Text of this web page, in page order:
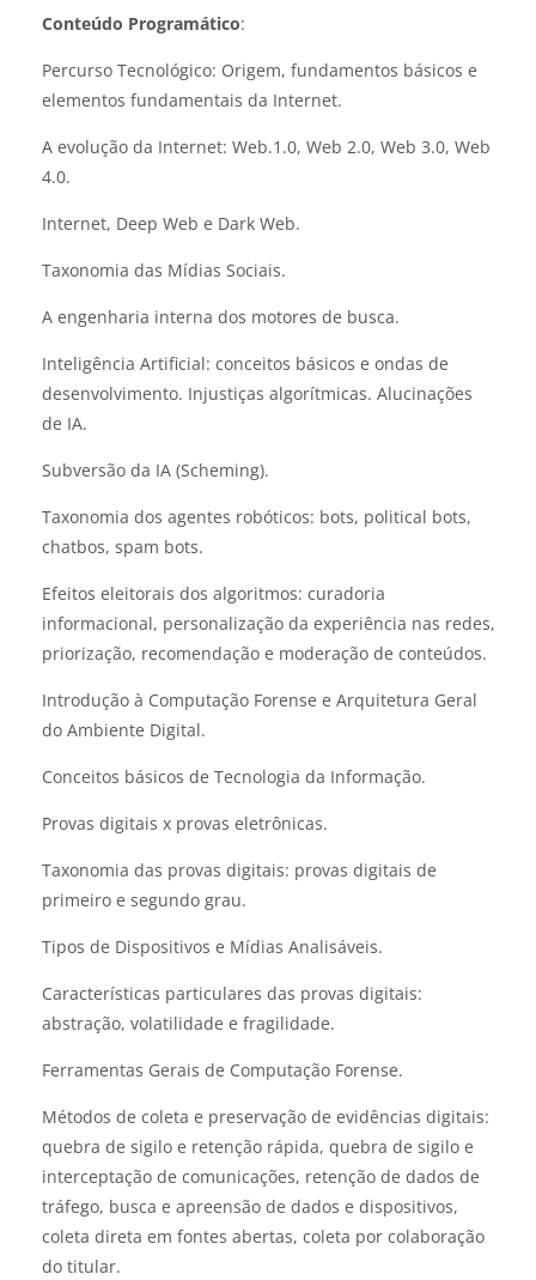
Conteúdo Programático:
Percurso Tecnológico: Origem, fundamentos básicos e
elementos fundamentais da Internet.
A evolução da Internet: Web.1.0, Web 2.0, Web 3.0, Web
4.0.
Internet, Deep Web e Dark Web.
Taxonomia das Mídias Sociais.
A engenharia interna dos motores de busca.
Inteligência Artificial: conceitos básicos e ondas de
desenvolvimento. Injustiças algorítmicas. Alucinações
de IA.
Subversão da IA (Scheming).
Taxonomia dos agentes robóticos: bots, political bots,
chatbos, spam bots.
Efeitos eleitorais dos algoritmos: curadoria
informacional, personalização da experiência nas redes,
priorização, recomendação e moderação de conteúdos.
Introdução à Computação Forense e Arquitetura Geral
do Ambiente Digital.
Conceitos básicos de Tecnologia da Informação.
Provas digitais x provas eletrônicas.
Taxonomia das provas digitais: provas digitais de
primeiro e segundo grau.
Tipos de Dispositivos e Mídias Analisáveis.
Características particulares das provas digitais:
abstração, volatilidade e fragilidade.
Ferramentas Gerais de Computação Forense.
Métodos de coleta e preservação de evidências digitais:
quebra de sigilo e retenção rápida, quebra de sigilo e
interceptação de comunicações, retenção de dados de
tráfego, busca e apreensão de dados e dispositivos,
coleta direta em fontes abertas, coleta por colaboração
do titular.